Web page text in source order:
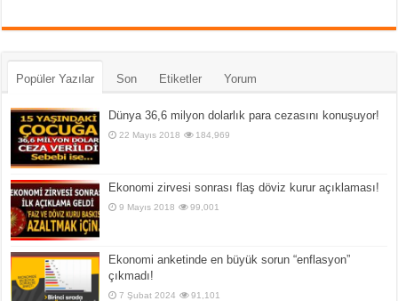
Popüler Yazılar Son Etiketler Yorum
Dünya 36,6 milyon dolarlık para cezasını konuşuyor!
22 Mayıs 2018 184,969
Ekonomi zirvesi sonrası flaş döviz kurur açıklaması!
9 Mayıs 2018 99,001
Ekonomi anketinde en büyük sorun “enflasyon”
çıkmadı!
7 Şubat 2024 91,101